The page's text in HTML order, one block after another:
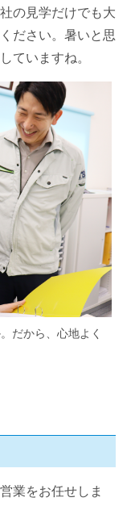
の見学だけでも大
ださい。暑いと思
ていますね。
だから、心地よく
業をお任せしま